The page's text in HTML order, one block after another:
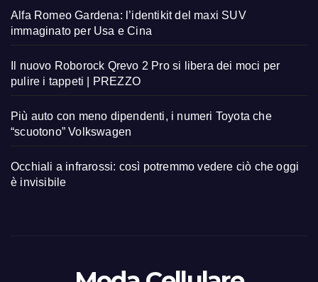
Alfa Romeo Gardena: l’identikit del maxi SUV
immaginato per Usa e Cina
Il nuovo Roborock Qrevo 2 Pro si libera dei moci per
pulire i tappeti | PREZZO
Più auto con meno dipendenti, i numeri Toyota che
“scuotono” Volkswagen
Occhiali a infrarossi: così potremmo vedere ciò che oggi
è invisibile